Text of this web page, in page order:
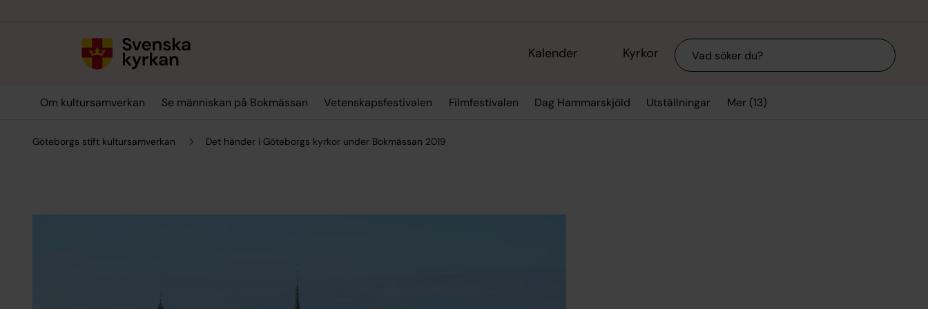
Kalender Kyrkor Sök
Om kultursamverkan Se människan på Bokmässan Vetenskapsfestivalen Filmfestivalen Dag Hammarskjöld Utställningar Mer (13)
Göteborgs stift kultursamverkan Det händer i Göteborgs kyrkor under Bokmässan 2019